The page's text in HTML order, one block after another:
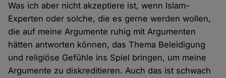
Was ich aber nicht akzeptiere ist, wenn Islam-
Experten oder solche, die es gerne werden wollen,
die auf meine Argumente ruhig mit Argumenten
hätten antworten können, das Thema Beleidigung
und religiöse Gefühle ins Spiel bringen, um meine
Argumente zu diskreditieren. Auch das ist schwach